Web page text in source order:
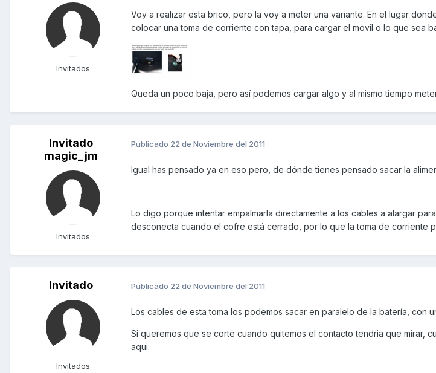
Invitados
Voy a realizar esta brico, pero la voy a meter una variante. En el lugar
colocar una toma de corriente con tapa, para cargar el movil o lo que sea
Queda un poco baja, pero así podemos cargar algo y al mismo tiempo
Invitado
magic_jm
Invitados
Publicado 22 de Noviembre del 2011
Igual has pensado ya en eso pero, de dónde tienes pensado sacar la
Lo digo porque intentar empalmarla directamente a los cables a alargar
desconecta cuando el cofre está cerrado, por lo que la toma de corriente
Invitado
Invitados
Publicado 22 de Noviembre del 2011
Los cables de esta toma los podemos sacar en paralelo de la batería, con
Si queremos que se corte cuando quitemos el contacto tendria que mirar,
aqui.